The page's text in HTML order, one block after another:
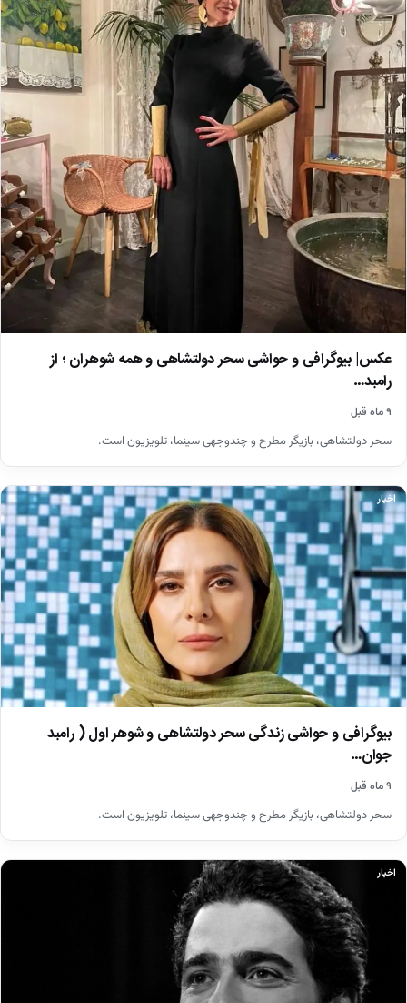
عکس| بیوگرافی و حواشی سحر دولتشاهی و همه شوهران ؛ از
رامبد…
۹ ماه قبل
سحر دولتشاهی، بازیگر مطرح و چندوجهی سینما، تلویزیون است.
اخبار
بیوگرافی و حواشی زندگی سحر دولتشاهی و شوهر اول ( رامبد
جوان…
۹ ماه قبل
سحر دولتشاهی، بازیگر مطرح و چندوجهی سینما، تلویزیون است.
اخبار